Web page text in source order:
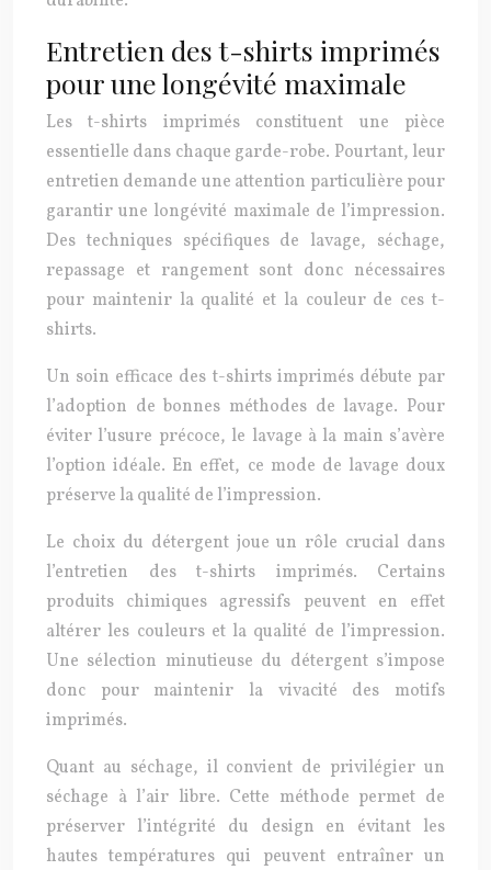
Entretien des t-shirts imprimés
pour une longévité maximale
Les t-shirts imprimés constituent une pièce
essentielle dans chaque garde-robe. Pourtant, leur
entretien demande une attention particulière pour
garantir une longévité maximale de l’impression.
Des techniques spécifiques de lavage, séchage,
repassage et rangement sont donc nécessaires
pour maintenir la qualité et la couleur de ces t-
shirts.
Un soin efficace des t-shirts imprimés débute par
l’adoption de bonnes méthodes de lavage. Pour
éviter l’usure précoce, le lavage à la main s’avère
l’option idéale. En effet, ce mode de lavage doux
préserve la qualité de l’impression.
Le choix du détergent joue un rôle crucial dans
l’entretien des t-shirts imprimés. Certains
produits chimiques agressifs peuvent en effet
altérer les couleurs et la qualité de l’impression.
Une sélection minutieuse du détergent s’impose
donc pour maintenir la vivacité des motifs
imprimés.
Quant au séchage, il convient de privilégier un
séchage à l’air libre. Cette méthode permet de
préserver l’intégrité du design en évitant les
hautes températures qui peuvent entraîner un